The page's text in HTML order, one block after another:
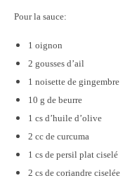
Pour la sauce:
1 oignon
2 gousses d’ail
1 noisette de gingembre
10 g de beurre
1 cs d’huile d’olive
2 cc de curcuma
1 cs de persil plat ciselé
2 cs de coriandre ciselée